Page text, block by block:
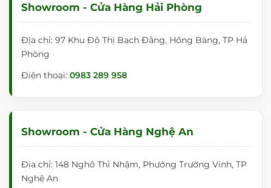
Showroom - Cửa Hàng Hải Phòng
Địa chỉ: 97 Khu Đô Thị Bạch Đằng, Hồng Bàng, TP Hả
Phòng
Điện thoại: 0983 289 958
Showroom - Cửa Hàng Nghệ An
Địa chỉ: 148 Nghô Thì Nhậm, Phường Trường Vinh, TP
Nghệ An